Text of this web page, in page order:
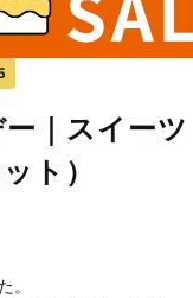
｜スイー
ト）
。